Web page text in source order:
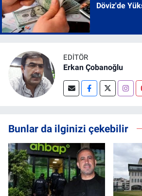
Döviz'de
EDITÖR
Erkan Çobanoğlu
Bunlar da ilginizi çekebilir